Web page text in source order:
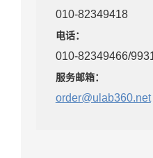
010-82349418
电话：
010-82349466/
服务邮箱：
order@ulab360.net